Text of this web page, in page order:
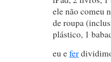
ele não comeu
de roupa
plástico, 1
eu efer